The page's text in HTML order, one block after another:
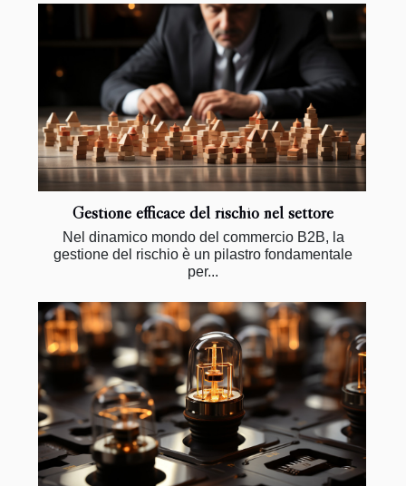
Gestione efficace del rischio nel settore
Nel dinamico mondo del commercio B2B, la
gestione del rischio è un pilastro fondamentale
per...